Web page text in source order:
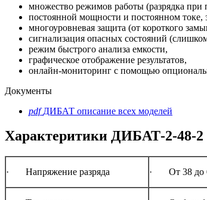
множество режимов работы (разрядка при
постоянной мощности и постоянном
многоуровневая защита (от короткого
сигнализация опасных состояний
режим быстрого анализа емкости,
графическое отображение результатов,
онлайн-мониторинг с помощью
Документы
pdfДИБАТ описание всех моделей
Характеритики ДИБАТ-2-48-2
· Напряжение разряда · От 38 до